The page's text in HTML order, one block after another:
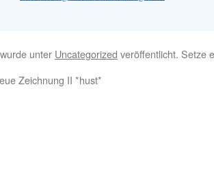
unter Uncategorized veröffentlicht. Setze
Zeichnung II *hust*